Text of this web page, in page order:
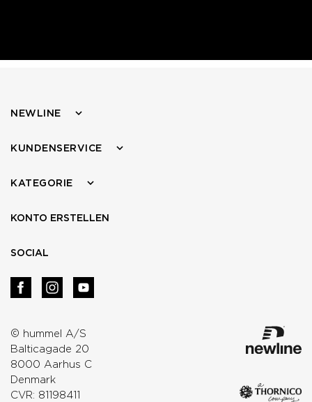
© hummel A/S
Balticagade 20
8000 Aarhus C
Denmark
CVR: 81198411
NEWLINE
KUNDENSERVICE
KATEGORIE
KONTO ERSTELLEN
SOCIAL